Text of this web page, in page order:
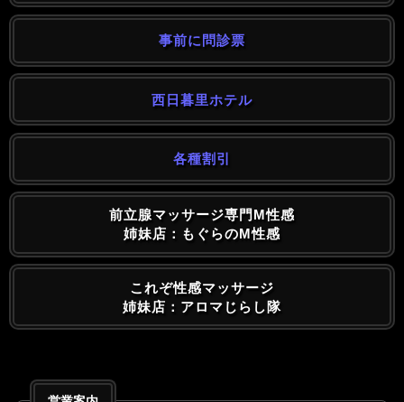
事前に問診票
西日暮里ホテル
各種割引
前立腺マッサージ専門M性感
姉妹店：もぐらのM性感
これぞ性感マッサージ
姉妹店：アロマじらし隊